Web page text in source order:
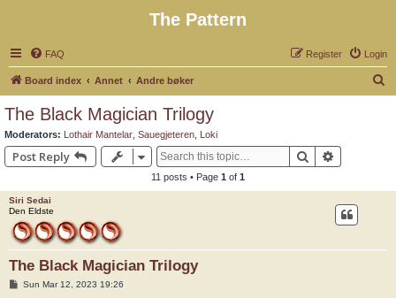
The Pattern
FAQ Login
Register
Board index Annet Andre bøker
The Black Magician Trilogy
Moderators: Lothair Mantelar Sauegjeteren Loki
Post Reply Search
11 posts • Page 1 of 1
Siri Sedai
Den Eldste
The Black Magician Trilogy
PSun Mar 12, 2023 19:26